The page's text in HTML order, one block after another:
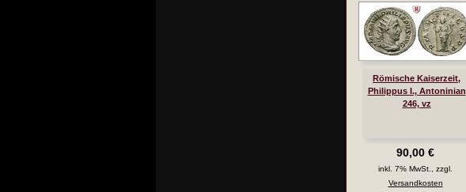
Römische Kaiserzeit,
Philippus I., Antoninian
246, vz
90,00 €
inkl. 7% MwSt., zzgl.
Versandkosten